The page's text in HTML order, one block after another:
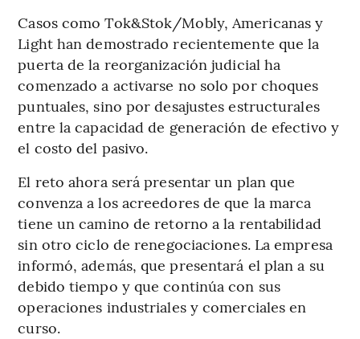
Casos como Tok&Stok/Mobly, Americanas y
Light han demostrado recientemente que la
puerta de la reorganización judicial ha
comenzado a activarse no solo por choques
puntuales, sino por desajustes estructurales
entre la capacidad de generación de efectivo y
el costo del pasivo.
El reto ahora será presentar un plan que
convenza a los acreedores de que la marca
tiene un camino de retorno a la rentabilidad
sin otro ciclo de renegociaciones. La empresa
informó, además, que presentará el plan a su
debido tiempo y que continúa con sus
operaciones industriales y comerciales en
curso.